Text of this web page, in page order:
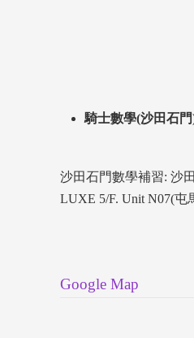
騎士數學(沙田石
沙田石門數學補習: 沙
LUXE 5/F. Unit N07(屯
Google Map